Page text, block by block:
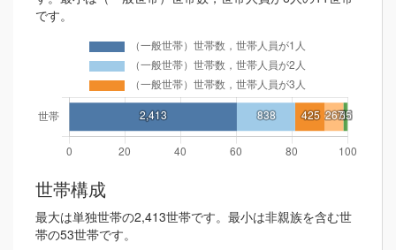
です。
世帯構成
最大は単独世帯の2,413世帯です。最小は非親族を含む世
帯の53世帯です。